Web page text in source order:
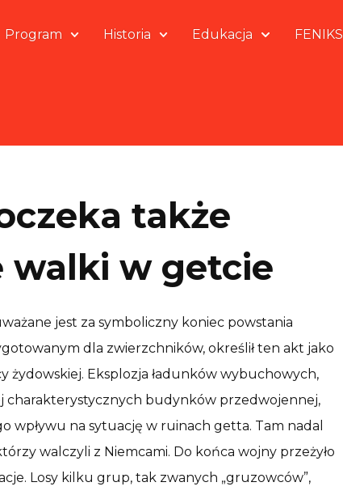
Program Historia Edukacja FENIKS
także
w getcie
jest za symboliczny koniec powstania
dla zwierzchników, określił ten akt jako
żydowskiej. Eksplozja ładunków wybuchowych,
charakterystycznych budynków przedwojennej,
wpływu na sytuację w ruinach getta. Tam nadal
walczyli z Niemcami. Do końca wojny przeżyło
Losy kilku grup, tak zwanych „gruzowców”,